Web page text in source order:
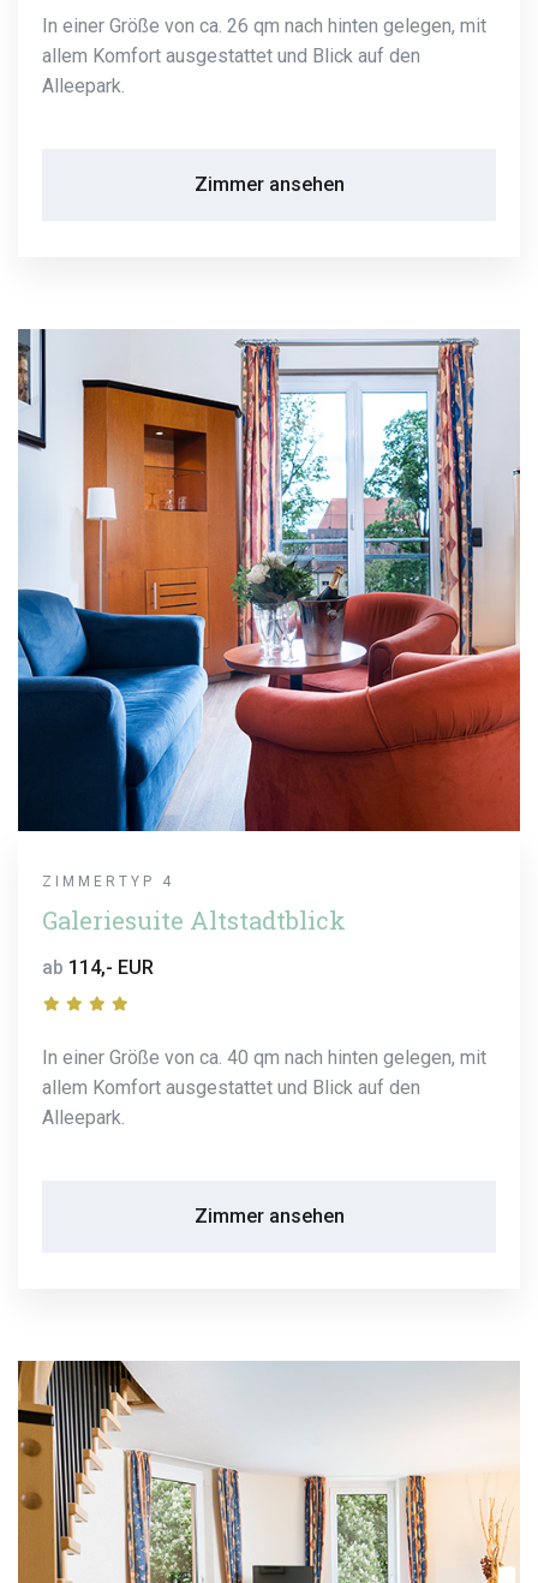
In einer Größe von ca. 26 qm nach hinten gelegen, mit
allem Komfort ausgestattet und Blick auf den
Alleepark.
Zimmer ansehen
ZIMMERTYP 4
Galeriesuite Altstadtblick
ab 114,- EUR
In einer Größe von ca. 40 qm nach hinten gelegen, mit
allem Komfort ausgestattet und Blick auf den
Alleepark.
Zimmer ansehen